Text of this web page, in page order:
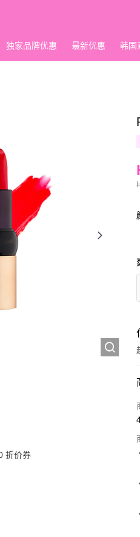
独家品牌优惠 最新优惠 韩国
折价券